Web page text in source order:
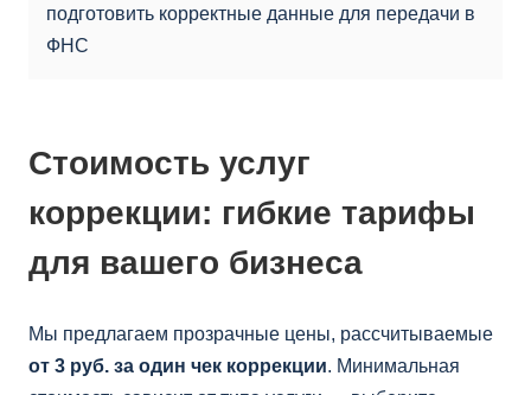
подготовить корректные данные для передачи в
ФНС
Стоимость услуг
коррекции: гибкие тарифы
для вашего бизнеса
Мы предлагаем прозрачные цены, рассчитываемые
от 3 руб. за один чек коррекции. Минимальная